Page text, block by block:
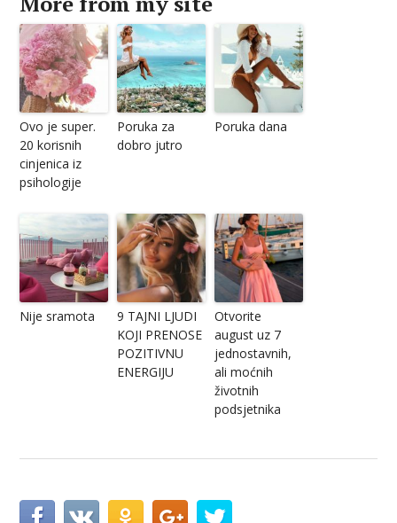
Ovo je super.
20 korisnih
cinjenica iz
psihologije
Poruka za
dobro jutro
Poruka dana
Nije sramota
9 TAJNI LJUDI
KOJI PRENOSE
POZITIVNU
ENERGIJU
Otvorite
august uz 7
jednostavnih,
ali moćnih
životnih
podsjetnika